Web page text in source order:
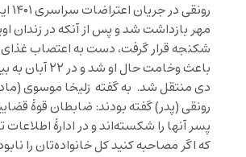
مهر بازداشت شد و پس از آنکه در زندان
شکنجه قرار گرفت، دست به اعتصاب غذای
باعث وخامت حال او شد
دی منتقل شد. به گفته زلیخا موسوی
رونقی (پدر) گفته بودند: ضابطان قوهٔ
پسر آنها را شکسته‌اند و در ادارهٔ اطلاعات
که اگر مصاحبه کنید کل خانواده‌تان را